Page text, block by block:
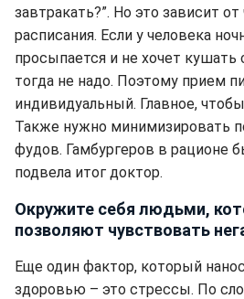
завтракать?”. Но это зависит
расписания. Если у человека
просыпается и не хочет кушать
тогда не надо. Поэтому прием
индивидуальный. Главное,
Также нужно минимизировать
фудов. Гамбургеров в рационе
подвела итог доктор.
Окружите себя людьми,
позволяют чувствовать
Еще один фактор, который
здоровью – это стрессы. По